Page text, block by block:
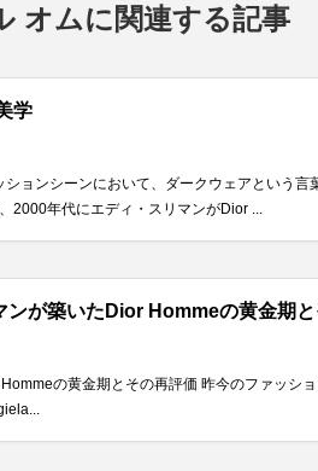
オムに関連する記事
学
ョンシーンにおいて、ダークウェアという言
年代にエディ・スリマンがDior ...
が築いたDior Hommeの黄金期
の黄金期とその再評価 昨今のファッシ